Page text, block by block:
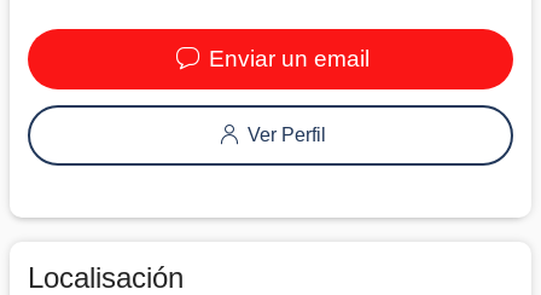
Enviar un email
Ver Perfil
Localisación